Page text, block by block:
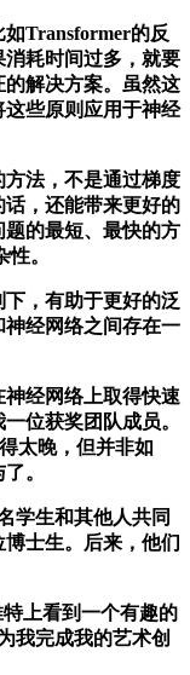
Transformer的反
耗时间过多，就要
解决方案。虽然这
些原则应用于神经
法，不是通过梯度
，还能带来更好的
的最短、最快的方
。
，有助于更好的泛
经网络之间存在一
经网络上取得快速
位获奖团队成员。
太晚，但并非如
。
生和其他人共同
士生。后来，他们
上看到一个有趣的
我完成我的艺术创